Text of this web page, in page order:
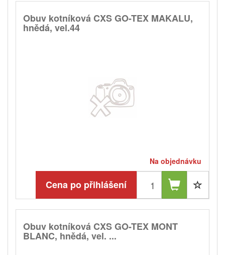
Obuv kotníková CXS GO-TEX MAKALU,
hnědá, vel.44
Na objednávku
Cena po přihlášení
Obuv kotníková CXS GO-TEX MONT
BLANC, hnědá, vel. ...